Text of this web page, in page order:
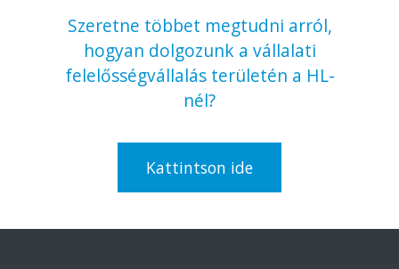
Szeretne többet megtudni arról,
hogyan dolgozunk a vállalati
felelősségvállalás területén a HL-
nél?
Kattintson ide